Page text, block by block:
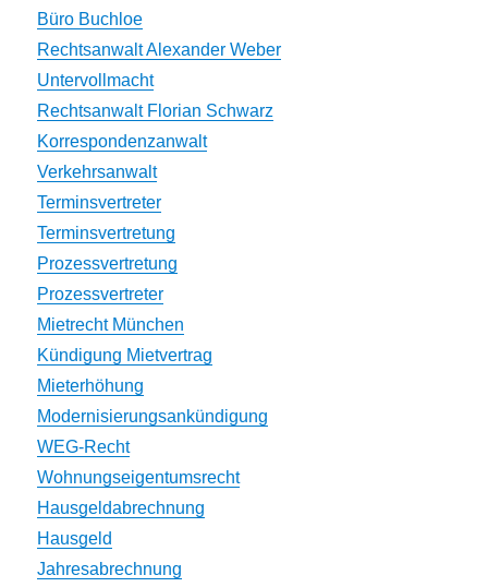
Büro Buchloe
Rechtsanwalt Alexander Weber
Untervollmacht
Rechtsanwalt Florian Schwarz
Korrespondenzanwalt
Verkehrsanwalt
Terminsvertreter
Terminsvertretung
Prozessvertretung
Prozessvertreter
Mietrecht München
Kündigung Mietvertrag
Mieterhöhung
Modernisierungsankündigung
WEG-Recht
Wohnungseigentumsrecht
Hausgeldabrechnung
Hausgeld
Jahresabrechnung